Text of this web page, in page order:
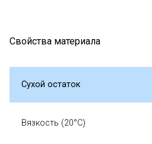
Свойства материала
Сухой остаток
Вязкость (20°С)